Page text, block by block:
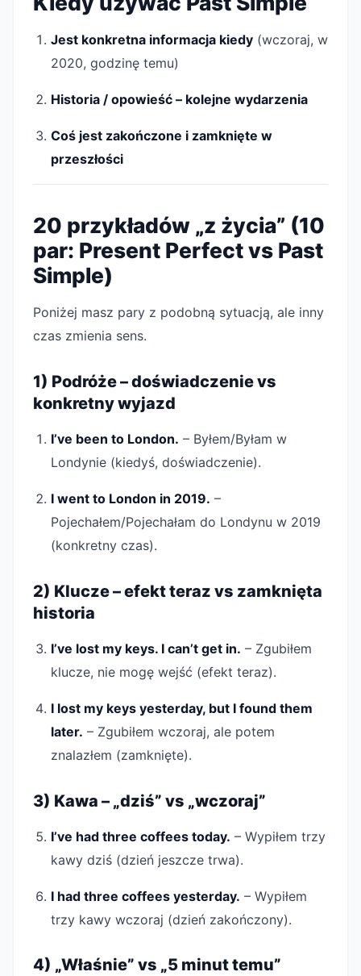
Jest konkretna informacja kiedy(wczoraj, w
2020, godzinę temu)
Historia / opowieść – kolejne wydarzenia
Coś jest zakończone i zamknięte w
przeszłości
20 przykładów „z życia” (10
par: Present Perfect vs Past
Simple)
Poniżej masz pary z podobną sytuacją, ale inny
czas zmienia sens.
1) Podróże – doświadczenie vs
konkretny wyjazd
I’ve been to London. – Byłem/Byłam w
Londynie (kiedyś, doświadczenie).
I went to London in 2019. –
Pojechałem/Pojechałam do Londynu w 2019
(konkretny czas).
2) Klucze – efekt teraz vs zamknięta
historia
I’ve lost my keys. I can’t get in. – Zgubiłem
klucze, nie mogę wejść (efekt teraz).
I lost my keys yesterday, but I found them
later. – Zgubiłem wczoraj, ale potem
znalazłem (zamknięte).
3) Kawa – „dziś” vs „wczoraj”
I’ve had three coffees today. – Wypiłem trzy
kawy dziś (dzień jeszcze trwa).
I had three coffees yesterday. – Wypiłem
trzy kawy wczoraj (dzień zakończony).
4) „Właśnie” vs „5 minut temu”